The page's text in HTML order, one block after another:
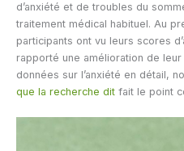
d’anxiété et de troubles du
traitement médical habituel. Au
participants ont vu leurs scores
rapporté une amélioration de
données sur l’anxiété en détail,
que la recherche dit fait le point